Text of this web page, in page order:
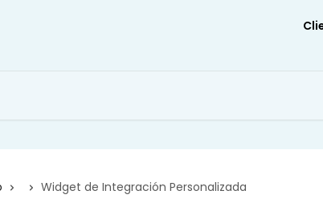
Widget de Integración Personalizada